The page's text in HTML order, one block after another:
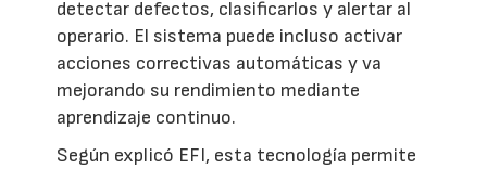
detectar defectos, clasificarlos y alertar al
operario. El sistema puede incluso activar
acciones correctivas automáticas y va
mejorando su rendimiento mediante
aprendizaje continuo.
Según explicó EFI, esta tecnología permite